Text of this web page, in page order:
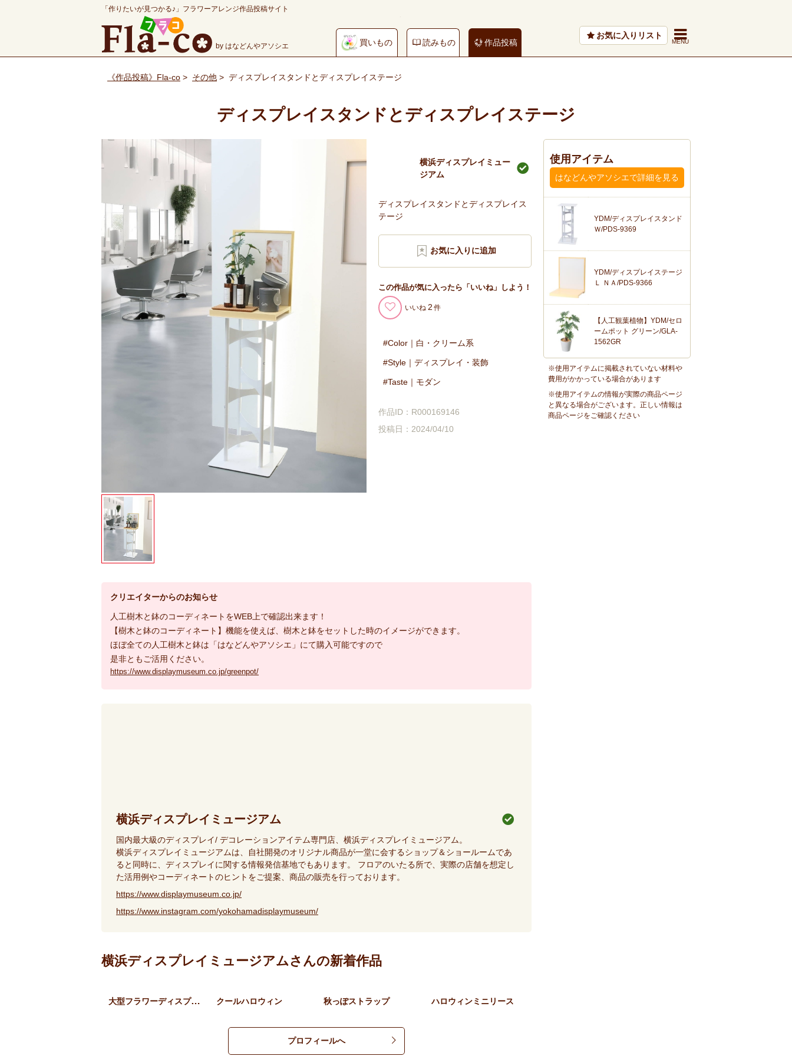
「作りたいが見つかる♪」フラワーアレンジ作品投稿サイト
by はなどんやアソシエ 買いもの 読みもの 作品投稿
お気に入りリスト
《作品投稿》Fla-co > その他 > ディスプレイスタンドとディスプレイステージ
ディスプレイスタンドとディスプレイステージ
横浜ディスプレイミュー
ジアム
ディスプレイスタンドとディスプレイス
テージ
この作品が気に入ったら「いいね」しよう！
いいね 2
Color｜白・クリーム系
Style｜ディスプレイ・装飾
Taste｜モダン
作品ID：R000169146
投稿日：2024/04/10
クリエイターからのお知らせ
人工樹木と鉢のコーディネートをWEB上で確認出来ます！
【樹木と鉢のコーディネート】機能を使えば、樹木と鉢をセットした時のイメージができます。
ほぼ全ての人工樹木と鉢は「はなどんやアソシエ」にて購入可能ですので
是非ともご活用ください。
https://www.displaymuseum.co.jp/greenpot/
横浜ディスプレイミュージアム
国内最大級のディスプレイ/ デコレーションアイテム専門店、横浜ディスプレイミュージアム。
横浜ディスプレイミュージアムは、自社開発のオリジナル商品が一堂に会するショップ＆ショールームであ
ると同時に、ディスプレイに関する情報発信基地でもあります。 フロアのいたる所で、実際の店舗を想定し
た活用例やコーディネートのヒントをご提案、商品の販売を行っております。
https://www.displaymuseum.co.jp/
https://www.instagram.com/yokohamadisplaymuseum/
横浜ディスプレイミュージアムさんの新着作品
大型フラワーディスプレイ … クールハロウィン 秋っぽストラップ ハロウィンミニリース
プロフィールへ
使用アイテム
はなどんやアソシエで詳細を見る
YDM/ディスプレイスタンド
Ｗ/PDS-9369
YDM/ディスプレイステージ
Ｌ ＮＡ/PDS-9366
【人工観葉植物】YDM/セロ
ームポット グリーン/GLA-
1562GR
※使用アイテムに掲載されていない材料や
費用がかかっている場合があります
※使用アイテムの情報が実際の商品ページ
と異なる場合がございます。正しい情報は
商品ページをご確認ください